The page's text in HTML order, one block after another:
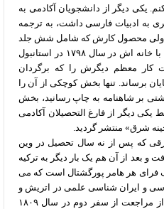
یکی دیگر از دانشجویان آکادمی به
به ادبیات فارسی داشت، به ترجمه
ولی محصول کارش که شامل شش جلد
ترجمه و تفسیر بود متاسفانه همراه با خانه اش در سال ۱۷۹۸ در استانبول
کار معظم دیگرش را که برگردان
برساند. تنها بخش کوچکی از آن را
یادداشتی بر شاهنامه به چاپ رسانید، بخش
از آن در سال ۱۸۱۳ توسط یکی دیگر از فارغ التحصیلان آکادمی
شرق» منتشر گردید.
که پس از نه سال تحصیل در وین
به استانبول رفت و بعد از آن هم یک بار دیگر به ترکیه
فرای هر هامر پورگشتال است که می
و ایران شناسی علمی در اتریش و
تا اندازه ای در اروپا نامید. وی پس از مراجعت از سفر دوم در سال ۱۸۰۹